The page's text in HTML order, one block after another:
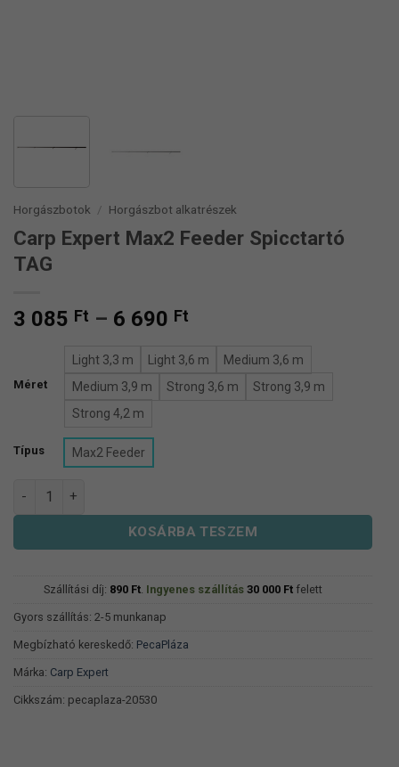
Horgászbotok / Horgászbot alkatrészek
Carp Expert Max2 Feeder Spicctartó
TAG
3 085 Ft – 6 690 Ft
085 Ft
-
Méret
Light 3,3 m Light 3,6 m
Medium 3,6 m
Medium 3,9 m
Strong 3,6 m
Strong 3,9 m
Strong 4,2 m
Típus Max2 Feeder
Carp Expert Max2 Feeder Spicctartó TAG mennyiség
KOSÁRBA TESZEM
Szállítási díj: 890 Ft. Ingyenes szállítás 30 000 Ftfelett
Gyors szállítás: 2-5 munkanap
Megbízható kereskedő: PecaPláza
Márka: Carp Expert
Cikkszám: pecaplaza-20530